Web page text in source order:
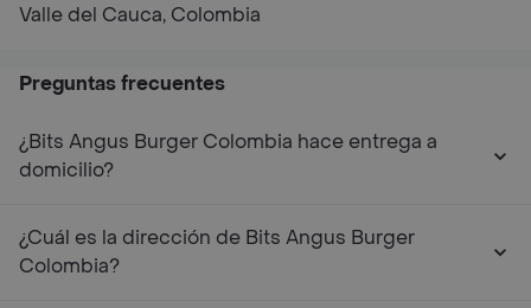
Valle del Cauca, Colombia
Preguntas frecuentes
¿Bits Angus Burger Colombia hace entrega a
domicilio?
¿Cuál es la dirección de Bits Angus Burger
Colombia?